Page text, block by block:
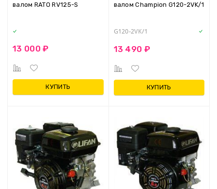
валом RATO RV125-S
13 000 ₽
КУПИТЬ
валом Champion G120-2VK/1
G120-2VK/1
13 490 ₽
КУПИТЬ